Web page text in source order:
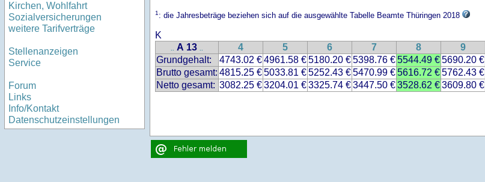
Kirchen, Wohlfahrt
Sozialversicherungen
weitere Tarifverträge
Stellenanzeigen
Service
Forum
Links
Info/Kontakt
Datenschutzeinstellungen
1: die Jahresbeträge beziehen sich auf die ausgewählte Tabelle Beamte Thüringen 2018
K
.. A 13 .. 4 5 6 7 8 9
Grundgehalt:
4743.02 €4961.58 €5180.20 €5398.76 €5544.49 €5690.20 €
Brutto gesamt: 4815.25 €5033.81 €5252.43 €5470.99 €5616.72 €5762.43 €
Netto gesamt: 3082.25 €3204.01 €3325.74 €3447.50 €3528.62 €3609.80 €